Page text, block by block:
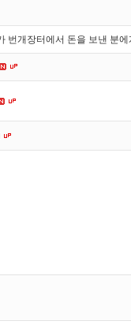
번개장터에서 돈을 보낸 분